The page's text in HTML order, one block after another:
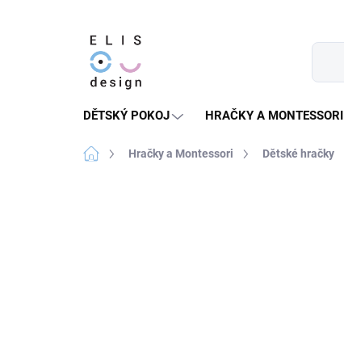
DĚTSKÝ POKOJ HRAČKY A MONTESSORI
Domů Hračky a Montessori Dětské hračky